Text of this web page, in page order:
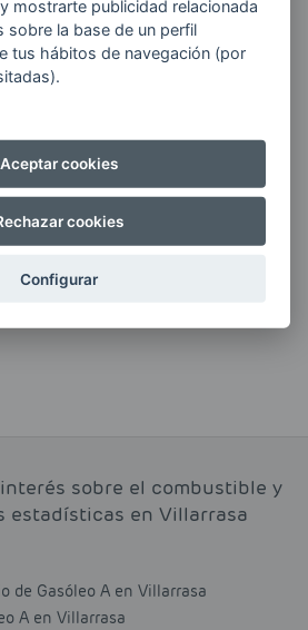
últimas novedades de AVIA
cualquier medio, incluido
información
durante el
a:
sobre el combustible y
estadísticas en Villarrasa
de Gasóleo A en Villarrasa
A en Villarrasa
mostrarte publicidad relacionada
sobre la base de un perfil
tus hábitos de navegación (por
Aceptar cookies
cookies
Configurar